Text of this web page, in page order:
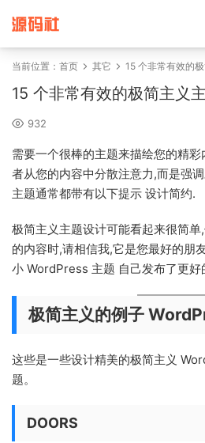
当前位置： 首页 其它 15 个非常有效的
15 个非常有效的极简主义
932
需要一个很棒的主题来描绘您的精
者从您的内容中分散注意力,而是强
主题通常都带有以下提示 设计简约.
极简主义主题设计可能看起来很简
的内容时,请相信我,它是您最好的朋
小 WordPress 主题 自己发布了更好
极简主义的例子
这些是一些设计精美的极简主义
题。
DOORS